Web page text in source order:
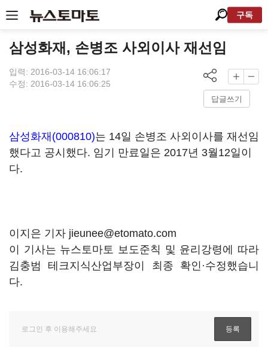
구독
삼성화재, 손병조 사외이사 재선임
입력: 2016-03-14 16:06:17
수정: 2016-03-14 16:06:25
답글쓰기
삼성화재(000810)는 14일 손병조 사외이사를 재선임
했다고 공시했다. 임기 만료일은 2017년 3월12일이
다.
이지은 기자 jieunee@etomato.com
이 기사는 뉴스토마토 보도준칙 및 윤리강령에 따라
김충범 테크지식산업부장이 최종 확인·수정했습니
다.